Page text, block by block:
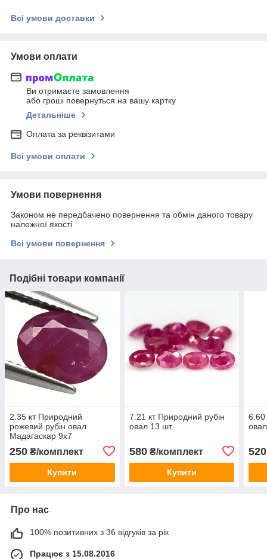
Всі умови доставки
Умови оплати
Ви отримаєте замовлення
або гроші повернуться на вашу картку
Детальніше
Оплата за реквізитами
Всі умови оплати
Умови повернення
Законом не передбачено повернення та обмін даного товару
належної якості
Всі умови повернення
Подібні товари компанії
2.35 кт Природний
рожевий рубін овал
Мадагаскар 9х7
250 ₴/комплект
Купити
7.21 кт Природний рубін
овал 13 шт.
580₴/комплект
Купити
6.60
520
Про нас
100% позитивних з 36 відгуків за рік
Працює з 15.08.2016